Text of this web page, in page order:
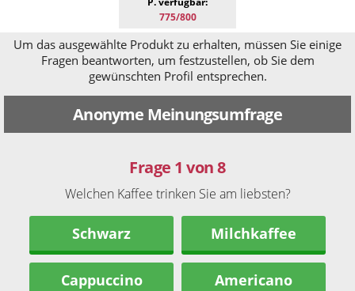
775/800
Anonyme Meinungsumfrage
Um das ausgewählte Produkt zu erhalten, müssen Sie einige
Fragen beantworten, um festzustellen, ob Sie dem
gewünschten Profil entsprechen.
Frage 1 von 8
Welchen Kaffee trinken Sie am liebsten?
Schwarz Milchkaffee
Cappuccino Americano